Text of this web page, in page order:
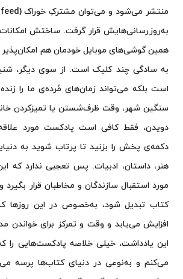
به‌روزرسانی‌هایش قرار گرفت. ساختش
همین گوشی‌های موبایل خودمان هم
به سادگی چند کلیک است. از سوی دیگر،
است بلکه می‌تواند زمان‌های مُرده‌ی ما را
سنگین شهر، وقت ظرف‌شستن یا تمیزکردن
دویدن، فقط کافی است پادکست مورد
دکمه‌ی پخش را بزنید تا پرتاب شوید به
هنر، داستان، ادبیات. پس تعجبی ندارد که
مورد استقبال سازندگان و مخاطبان قرار
کتاب تبدیل شود، به‌خصوص در این روزها
افزایش می‌یابد و وقت و تمرکز برای خواندن
این یادداشت، خیلی خلاصه پادکست‌هایی
می‌کنم و به‌نوعی در دنیای کتاب‌ها پرسه